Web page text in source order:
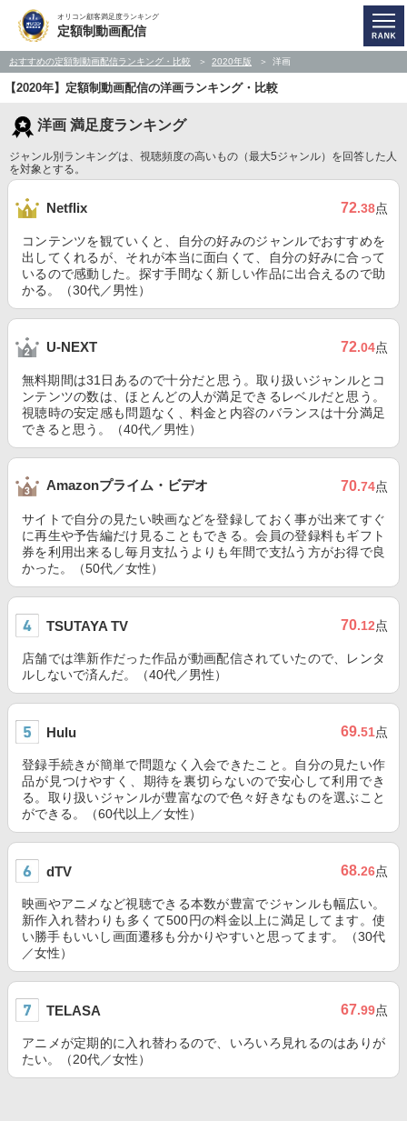
オリコン顧客満足度ランキング
定額制動画配信
おすすめの定額制動画配信ランキング・比較 2020年版 洋画
【2020年】定額制動画配信の洋画ランキング・比較
洋画 満足度ランキング
ジャンル別ランキングは、視聴頻度の高いもの（最大5ジャンル）を回答した人
を対象とする。
Netflix 72.38点
コンテンツを観ていくと、自分の好みのジャンルでおすすめを
出してくれるが、それが本当に面白くて、自分の好みに合って
いるので感動した。探す手間なく新しい作品に出合えるので助
かる。（30代／男性）
U-NEXT 72.04点
無料期間は31日あるので十分だと思う。取り扱いジャンルとコ
ンテンツの数は、ほとんどの人が満足できるレベルだと思う。
視聴時の安定感も問題なく、料金と内容のバランスは十分満足
できると思う。（40代／男性）
Amazonプライム・ビデオ 70.74点
サイトで自分の見たい映画などを登録しておく事が出来てすぐ
に再生や予告編だけ見ることもできる。会員の登録料もギフト
券を利用出来るし毎月支払うよりも年間で支払う方がお得で良
かった。（50代／女性）
TSUTAYA TV 70.12点
店舗では準新作だった作品が動画配信されていたので、レンタ
ルしないで済んだ。（40代／男性）
Hulu 69.51点
登録手続きが簡単で問題なく入会できたこと。自分の見たい作
品が見つけやすく、期待を裏切らないので安心して利用でき
る。取り扱いジャンルが豊富なので色々好きなものを選ぶこと
ができる。（60代以上／女性）
dTV 68.26点
映画やアニメなど視聴できる本数が豊富でジャンルも幅広い。
新作入れ替わりも多くて500円の料金以上に満足してます。使
い勝手もいいし画面遷移も分かりやすいと思ってます。（30代
／女性）
TELASA 67.99点
アニメが定期的に入れ替わるので、いろいろ見れるのはありが
たい。（20代／女性）